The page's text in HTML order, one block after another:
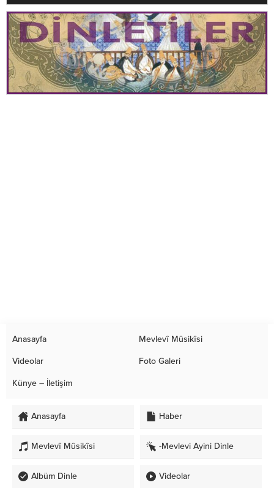
Anasayfa Mevlevî Mûsikîsi
Videolar Foto Galeri
Künye – İletişim
Anasayfa Haber
Mevlevî Mûsikîsi -Mevlevi Ayini Dinle
Albüm Dinle Videolar